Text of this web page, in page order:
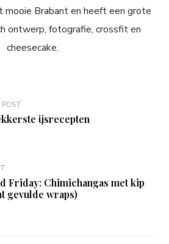
Brabant en heeft een grote
ontwerp, fotografie, crossfit en
cheesecake.
POST
ijsrecepten
Friday: Chimichangas met kip
gevulde wraps)